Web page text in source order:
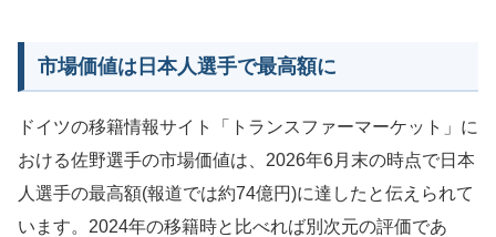
市場価値は日本人選手で最高額に
ドイツの移籍情報サイト「トランスファーマーケット」に
おける佐野選手の市場価値は、2026年6月末の時点で日本
人選手の最高額(報道では約74億円)に達したと伝えられて
います。2024年の移籍時と比べれば別次元の評価であ